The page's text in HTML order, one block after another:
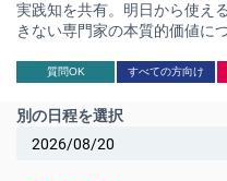
実践知を共有。明日から使え
きない専門家の本質的価値に
質問OK すべての方向け
別の日程を選択